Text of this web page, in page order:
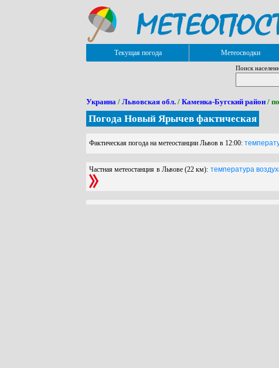
Текущая погода Метеосводки
Поиск
Украина / Львовская обл. / Каменка-Бугский район /
Погода Новый Ярычев фактическая
Фактическая погода на метеостанции Львов в 12:00:
Частная метеостанция в Львове (22 км): температура